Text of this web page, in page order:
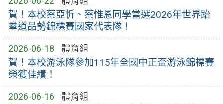
賀！本校蔡亞忻、蔡惟恩同學當選2026年世界跆
拳道品勢錦標賽國家代表隊！
2026-06-18 體育組
賀！本校游泳隊參加115年全國中正盃游泳錦標賽
榮獲佳績！
2026-06-16 體育組